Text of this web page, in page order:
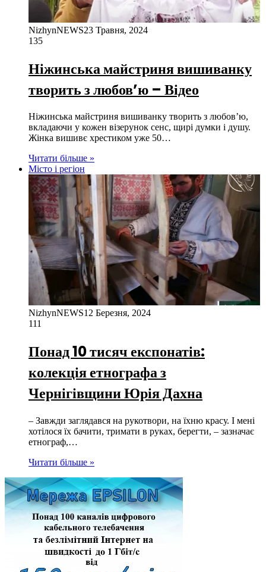
NizhynNEWS23 Травня, 2024
135
Ніжинська майстриня вишиванку
творить з любов’ю – Відео
Ніжинська майстриня вишиванку творить з любов’ю,
вкладаючи у кожен візерунок сенс, щирі думки і душу.
Жінка вишивє хрестиком уже 50…
Читати більше »
Місто і регіон
NizhynNEWS12 Березня, 2024
111
Понад 10 тисяч експонатів:
колекція етнографа з
Чернігівщини Юрія Дахна
– Завжди заглядався на рукотвори, на їхню красу. І мені
хотілося їх бачити, тримати в руках, берегти, – зазначає
етнограф,…
Читати більше »